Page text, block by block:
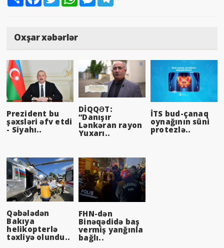
Oxşar xəbərlər
Prezident bu
şəxsləri əfv etdi
- Siyahı..
DİQQƏT:
“Danışır
Lənkəran rayon
Yuxarı..
İTS bud-çanaq
oynağının süni
protezlə..
Qəbələdən
Bakıya
helikopterlə
təxliyə olundu..
FHN-dən
Binəqədidə baş
vermiş yanğınla
bağlı..